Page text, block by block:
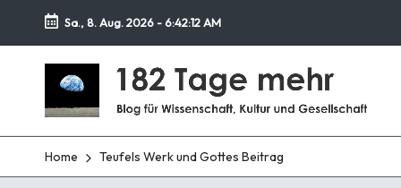
Zurück
Sa., 8. Aug. 2026 -6:42:13 AM
1
8
2
Blog
Kultur
Home Teufels Werk und Gottes Beitrag